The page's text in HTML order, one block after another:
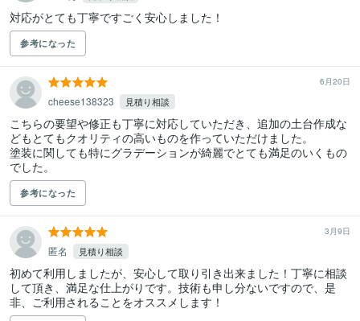
対応がとても丁寧ですごく安心しました！
参考になった
6月20日
cheese138323 見積り相談
こちらの要望や修正も丁寧に対応していただき、追加の土台作成な
どもとてもクオリティの高いものを作っていただけました。
塗装に関しても特にグラデーションが綺麗でとても満足のいくもの
でした。
参考になった
3月9日
匿名 見積り相談
初めて利用しましたが、安心して取り引き出来ました！丁寧に相談
して頂き、満足な仕上がりです。技術も申し分ないですので、是
非、ご利用されることをオススメします！